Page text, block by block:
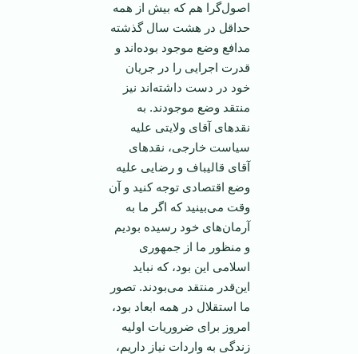
اصول‌گرا هم که بیش از همه
حداقل در هشت سال گذشته
مدافع وضع موجود بوده‌اند و
قدرت اجرایی را در جریان
خود در دست داشته‌اند نیز
منتقد وضع موجودند. به
نقدهای آقای ولایتی علیه
سیاست خارجی، نقدهای
آقای قالیباف و رضایی علیه
وضع اقتصادی توجه کنید و آن
وقت می‌بینید که اگر ما به
آرمان‌های خود رسیده بودیم
و منظور ما از جمهوری
اسلامی این بود، که نباید
این‌قدر منتقد می‌بودند. تصور
ما استقلال در همه ابعاد بود،
امروز برای ضروریات اولیه
زندگی به واردات نیاز داریم،